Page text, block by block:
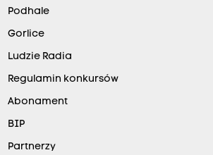
Podhale
Gorlice
Ludzie Radia
Regulamin konkursów
Abonament
BIP
Partnerzy